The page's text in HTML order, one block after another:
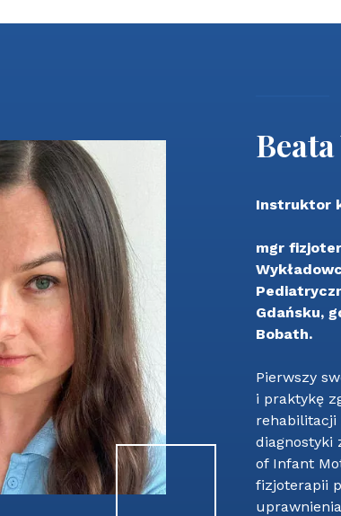
Instruktor
mgr
Gdańsku,
Bobath.
Pierwszy
i praktykę
rehabilitacji
diagnostyki
of Infant
fizjoterapii